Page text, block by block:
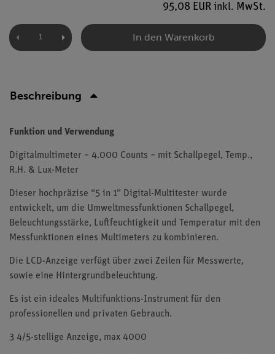
95,08 EUR inkl. MwSt.
In den Warenkorb
Beschreibung
Funktion und Verwendung
Digitalmultimeter ~ 4.000 Counts ~ mit Schallpegel, Temp.,
R.H. & Lux-Meter
Dieser hochpräzise “5 in 1” Digital-Multitester wurde
entwickelt, um die Umweltmessfunktionen Schallpegel,
Beleuchtungsstärke, Luftfeuchtigkeit und Temperatur mit den
Messfunktionen eines Multimeters zu kombinieren.
Die LCD-Anzeige verfügt über zwei Zeilen für Messwerte,
sowie eine Hintergrundbeleuchtung.
Es ist ein ideales Multifunktions-Instrument für den
professionellen und privaten Gebrauch.
3 4/5-stellige Anzeige, max 4000